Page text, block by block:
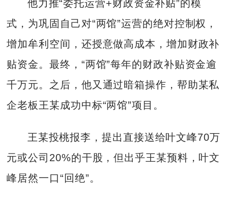
他力推“委托运营+财政资金补贴”的模
式，为巩固自己对“两馆”运营的绝对控制权，
增加牟利空间，还授意做高成本，增加财政补
贴资金。最终，“两馆”每年的财政补贴资金逾
千万元。之后，他又通过暗箱操作，帮助某私
企老板王某成功中标“两馆”项目。
王某投桃报李，提出直接送给叶文峰70万
元或公司20%的干股，但出乎王某预料，叶文
峰居然一口“回绝”。